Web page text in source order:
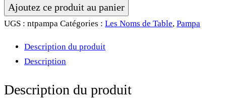
quantité
de
table
Pampa
Ajoutez ce produit au panier
UGS : ntpampa Catégories : Les Noms de Table, Pampa
Description du produit
Description
Description du produit